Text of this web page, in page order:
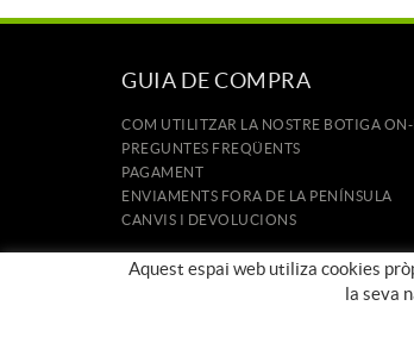
GUIA DE COMPRA
COM UTILITZAR LA NOSTRE BOTIGA
PREGUNTES FREQÜENTS
PAGAMENT
ENVIAMENTS FORA DE LA PENÍNSULA
CANVIS I DEVOLUCIONS
INICI
Aquest espai web utiliza cookies
la seva